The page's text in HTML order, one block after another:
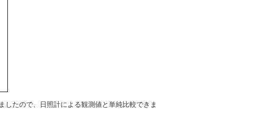
たので、日照計による観測値と単純比較できま